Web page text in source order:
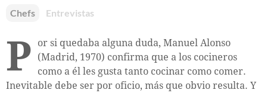
Chefs Entrevistas
P
or si quedaba alguna duda, Manuel Alonso
(Madrid, 1970) confirma que a los cocineros
como a él les gusta tanto cocinar como comer.
Inevitable debe ser por oficio, más que obvio resulta. Y